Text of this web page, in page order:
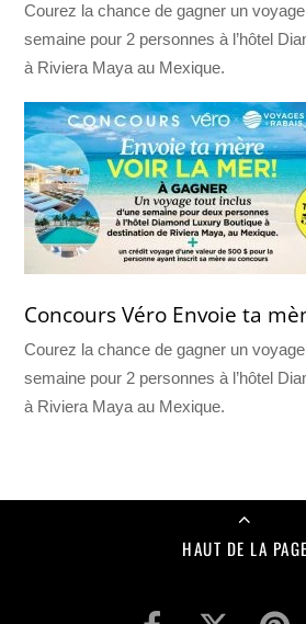
Courez la chance de gagner un
semaine pour 2 personnes à l’hôtel
à Riviera Maya au Mexique.
Concours Véro Envoie ta
Courez la chance de gagner un
semaine pour 2 personnes à l’hôtel
à Riviera Maya au Mexique.
HAUT DE LA PAGE